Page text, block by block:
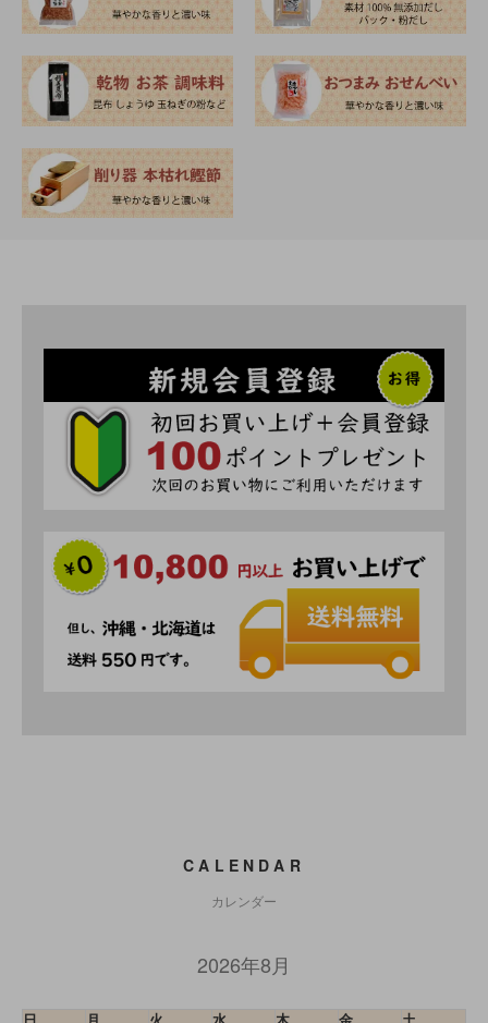
CALENDAR
カレンダー
2026年8月